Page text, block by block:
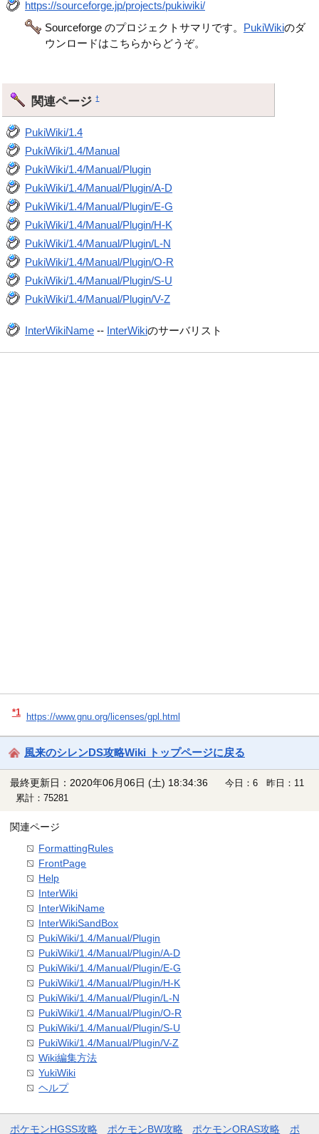
https://sourceforge.jp/projects/pukiwiki/
Sourceforge のプロジェクトサマリです。 PukiWikiのダ
ウンロードはこちらからどうぞ。
関連ページ†
PukiWiki/1.4
PukiWiki/1.4/Manual
PukiWiki/1.4/Manual/Plugin
PukiWiki/1.4/Manual/Plugin/A-D
PukiWiki/1.4/Manual/Plugin/E-G
PukiWiki/1.4/Manual/Plugin/H-K
PukiWiki/1.4/Manual/Plugin/L-N
PukiWiki/1.4/Manual/Plugin/O-R
PukiWiki/1.4/Manual/Plugin/S-U
PukiWiki/1.4/Manual/Plugin/V-Z
InterWikiName -- InterWikiのサーバリスト
*1 https://www.gnu.org/licenses/gpl.html
風来のシレンDS攻略Wiki トップページに戻る
最終更新日：2020年06月06日 (土) 18:34:36
今日：6 昨日：11
累計：75281
関連ページ
FormattingRules
FrontPage
Help
InterWiki
InterWikiName
InterWikiSandBox
PukiWiki/1.4/Manual/Plugin
PukiWiki/1.4/Manual/Plugin/A-D
PukiWiki/1.4/Manual/Plugin/E-G
PukiWiki/1.4/Manual/Plugin/H-K
PukiWiki/1.4/Manual/Plugin/L-N
PukiWiki/1.4/Manual/Plugin/O-R
PukiWiki/1.4/Manual/Plugin/S-U
PukiWiki/1.4/Manual/Plugin/V-Z
Wiki編集方法
YukiWiki
ヘルプ
ポケモンHGSS攻略 ポケモンBW攻略 ポケモンORAS攻略 ポ